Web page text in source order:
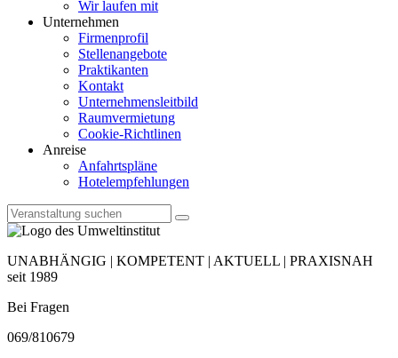
Wir laufen mit
Unternehmen
Firmenprofil
Stellenangebote
Praktikanten
Kontakt
Unternehmensleitbild
Raumvermietung
Cookie-Richtlinen
Anreise
Anfahrtspläne
Hotelempfehlungen
UNABHÄNGIG | KOMPETENT | AKTUELL | PRAXISNAH
seit 1989
Bei Fragen
069/810679